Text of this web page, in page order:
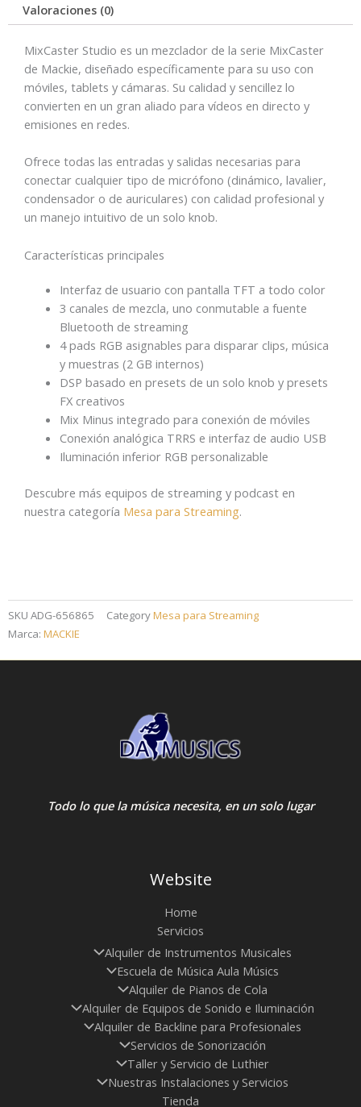
Streaming
cantidad
Valoraciones (0)
MixCaster Studio es un mezclador de la serie MixCaster
de Mackie, diseñado específicamente para su uso con
móviles, tablets y cámaras. Su calidad y sencillez lo
convierten en un gran aliado para vídeos en directo y
emisiones en redes.
Ofrece todas las entradas y salidas necesarias para
conectar cualquier tipo de micrófono (dinámico, lavalier,
condensador o de auriculares) con calidad profesional y
un manejo intuitivo de un solo knob.
Características principales
Interfaz de usuario con pantalla TFT a todo color
3 canales de mezcla, uno conmutable a fuente
Bluetooth de streaming
4 pads RGB asignables para disparar clips, música
y muestras (2 GB internos)
DSP basado en presets de un solo knob y presets
FX creativos
Mix Minus integrado para conexión de móviles
Conexión analógica TRRS e interfaz de audio USB
Iluminación inferior RGB personalizable
Descubre más equipos de streaming y podcast en
nuestra categoría Mesa para Streaming.
SKU ADG-656865 CategoryMesa para Streaming
Marca: MACKIE
Todo lo que la música necesita, en un solo lugar
Website
Home
Servicios
Alquiler de Instrumentos Musicales
Escuela de Música Aula Músics
Alquiler de Pianos de Cola
Alquiler de Equipos de Sonido e Iluminación
Alquiler de Backline para Profesionales
Servicios de Sonorización
Taller y Servicio de Luthier
Nuestras Instalaciones y Servicios
Tienda